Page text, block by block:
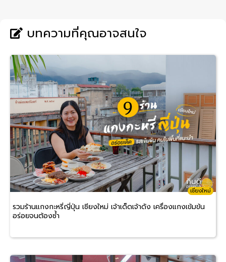
บทความที่คุณอาจสนใจ
เชียงใหม่
รวมร้านแกงกะหรี่ญี่ปุ่น เชียงใหม่ เจ้าเด็ดเจ้าดัง เครื่องแกงเข้มข้น
อร่อยจนต้องซ้ำ